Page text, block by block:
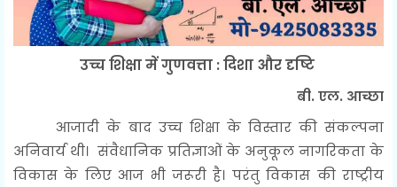
उच्च शिक्षा में गुणवत्ता : दिशा और दृष्टि
बी. एल. आच्छा
आजादी के बाद उच्च शिक्षा के विस्तार की संकल्पना
अनिवार्य थी। संवैधानिक प्रतिज्ञाओं के अनुकूल नागरिकता के
विकास के लिए आज भी जरूरी है। परंतु विकास की राष्ट्रीय